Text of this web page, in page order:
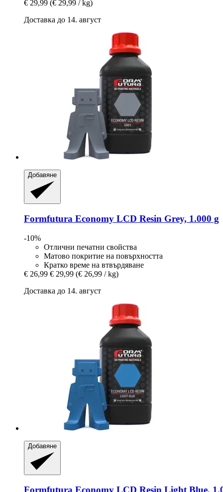
€ 29,99 (€ 29,99 / kg)
Доставка до 14. август
Добавяне
Formfutura Economy LCD Resin Grey, 1.000 g
-10%
Отлични печатни свойства
Матово покритие на повърхността
Кратко време на втвърдяване
€ 26,99 € 29,99 (€ 26,99 / kg)
Доставка до 14. август
Добавяне
Formfutura Economy LCD Resin Light Blue,